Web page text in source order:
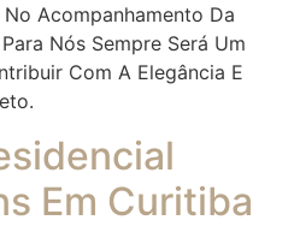
Acompanhamento Da
Nós Sempre Será Um
Com A Elegância E
Em Curitiba